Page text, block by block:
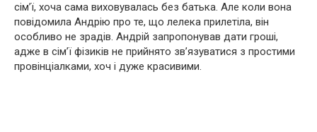
сім’ї, хоча сама виховувалась без батька. Але коли вона
повідомила Андрію про те, що лелека прилетіла, він
особливо не зрадів. Андрій запропонував дати гроші,
адже в сім’ї фізиків не прийнято зв’язуватися з простими
провінціалками, хоч і дуже красивими.